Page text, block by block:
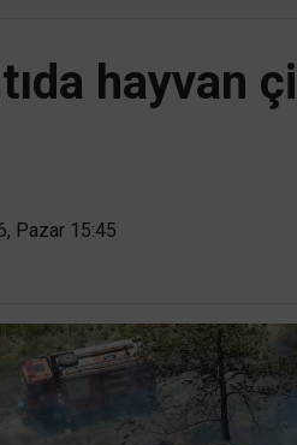
hayvan
Pazar 15:45